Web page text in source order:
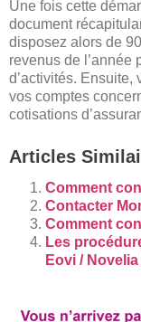
Une fois cette
document
disposez alors de
revenus de l’année
d’activités. Ensuite,
vos comptes
cotisations
Articles
Comment
Contacter
Comment
Les
Eovi /